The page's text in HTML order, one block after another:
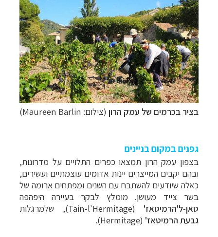
בציר בכרמים של עמק הרון (צילום: Maureen Barlin)
גפנים במקום בניינים
בצפון עמק הרון תמצאו כפרים התלויים על מדרונות,
ובהם יקבים המייצרים יינות אדומים עוצמתיים ועשירים,
כאלה שיודעים להשתבח עם השנים ומפתחים ארומה של
בשר צייד מעושן. מומלץ לבקר בעיירה היפהפה
טאן-ל'הרמיטאז' (
Tain-l'Hermitage), שלמרגלות
גבעת הרמיטאז' (
Hermitage
).